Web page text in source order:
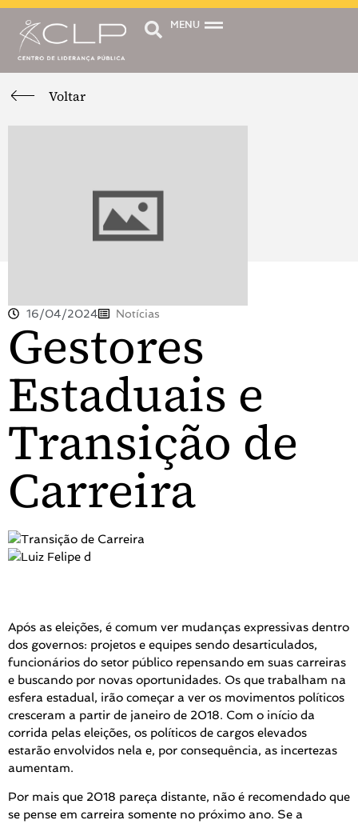
MENU
Voltar
16/04/2024 Notícias
Gestores
Estaduais e
Transição de
Carreira
Após as eleições, é comum ver mudanças expressivas dentro
dos governos: projetos e equipes sendo desarticulados,
funcionários do setor público repensando em suas carreiras
e buscando por novas oportunidades. Os que trabalham na
esfera estadual, irão começar a ver os movimentos políticos
cresceram a partir de janeiro de 2018. Com o início da
corrida pelas eleições, os políticos de cargos elevados
estarão envolvidos nela e, por consequência, as incertezas
aumentam.
Por mais que 2018 pareça distante, não é recomendado que
se pense em carreira somente no próximo ano. Se a